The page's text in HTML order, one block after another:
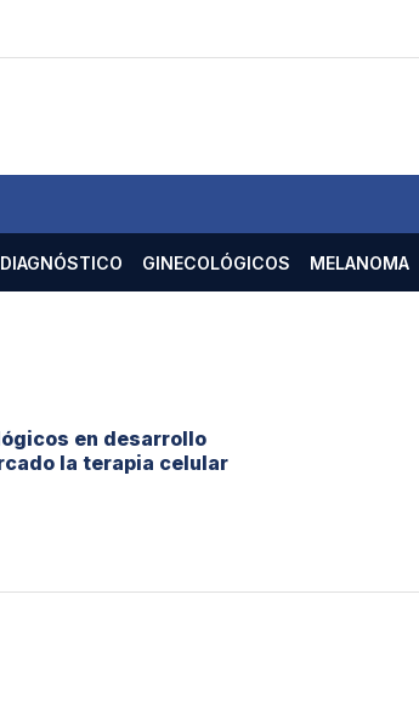
DIAGNÓSTICO GINECOLÓGICOS MELANOMA
en desarrollo
la terapia celular